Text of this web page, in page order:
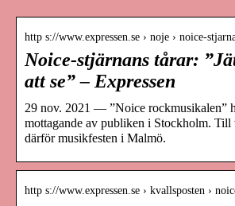
http s://www.expressen.se › noje › noice-
Noice-stjärnans tårar:
att se” – Expressen
29 nov. 2021 — ”Noice rockmusikalen”
mottagande av publiken i Stockholm. Till
därför musikfesten i Malmö.
http s://www.expressen.se › kvallsposten ›